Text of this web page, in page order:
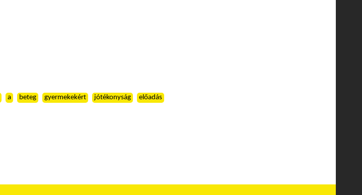
a beteg gyermekekért jótékonyság előadás